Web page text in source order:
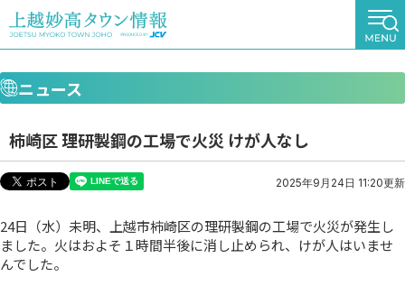
ニュース
柿崎区 理研製鋼の工場で火災 けが人なし
2025年9月24日 11:20更新
24日（水）未明、上越市柿崎区の理研製鋼の工場で火災が発生し
ました。火はおよそ１時間半後に消し止められ、けが人はいませ
んでした。